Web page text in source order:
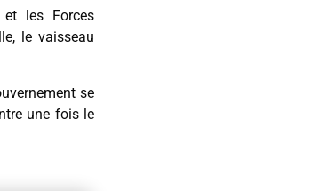
et les Forces
le vaisseau
se
une fois le